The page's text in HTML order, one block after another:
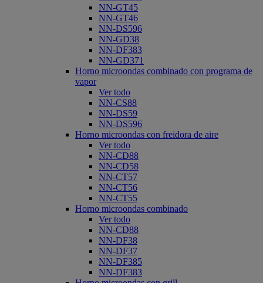
NN-GT45
NN-GT46
NN-DS596
NN-GD38
NN-DF383
NN-GD371
Horno microondas combinado con programa de
vapor
Ver todo
NN-CS88
NN-DS59
NN-DS596
Horno microondas con freidora de aire
Ver todo
NN-CD88
NN-CD58
NN-CT57
NN-CT56
NN-CT55
Horno microondas combinado
Ver todo
NN-CD88
NN-DF38
NN-DF37
NN-DF385
NN-DF383